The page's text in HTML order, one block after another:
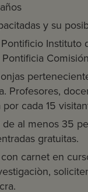
y su
Instituto
Profesores,
cada 15
de al menos 35
gratuitas.
carnet en